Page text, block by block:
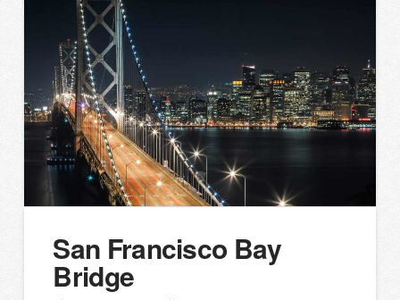
San Francisco Bay
Bridge